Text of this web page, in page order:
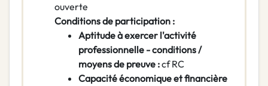
ouverte
Conditions de participation :
Aptitude à exercer l'activité
professionnelle - conditions /
moyens de preuve :cf RC
Capacité économique et financière